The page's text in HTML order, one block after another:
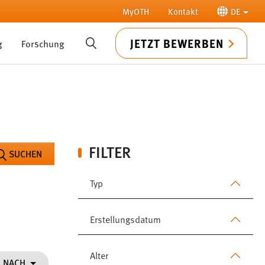
MyOTH Kontakt DE
Forschung SUCHE JETZT BEWERBEN
FILTER
Typ
Erstellungsdatum
Alter
SUCHEN